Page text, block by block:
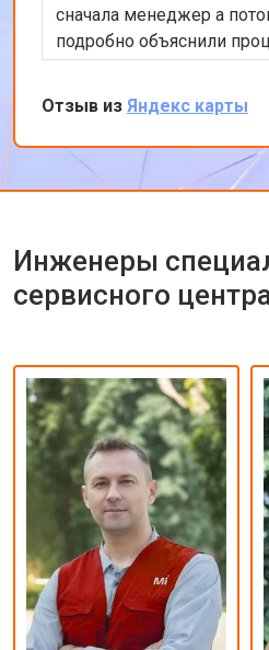
сначала менеджер а
подробно объяснили
оставил заявку, в обед
вечеру ноутбук был
Впечатлен
ремонта.
Отзыв из Яндекс карты
Инженеры
сервисного